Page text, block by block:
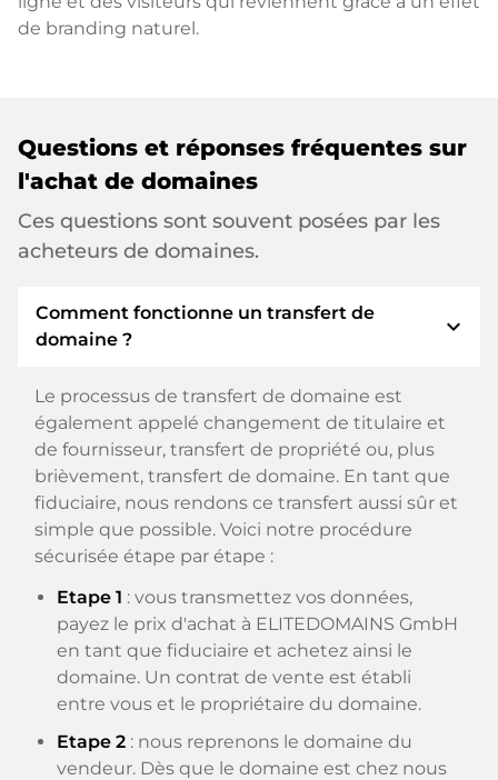
de branding naturel.
Questions et réponses fréquentes sur
l'achat de domaines
Ces questions sont souvent posées par les
acheteurs de domaines.
Comment fonctionne un transfert de
domaine ?
expand_more
Le processus de transfert de domaine est
également appelé changement de titulaire et
de fournisseur, transfert de propriété ou, plus
brièvement, transfert de domaine. En tant que
fiduciaire, nous rendons ce transfert aussi sûr et
simple que possible. Voici notre procédure
sécurisée étape par étape :
Etape 1 : vous transmettez vos données,
payez le prix d'achat à ELITEDOMAINS GmbH
en tant que fiduciaire et achetez ainsi le
domaine. Un contrat de vente est établi
entre vous et le propriétaire du domaine.
Etape 2 : nous reprenons le domaine du
vendeur. Dès que le domaine est chez nous